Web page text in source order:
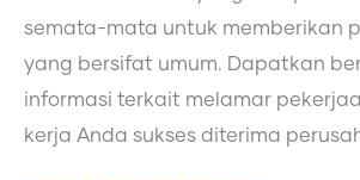
semata-mata untuk memberikan
yang bersifat umum. Dapatkan
informasi terkait melamar
kerja Anda sukses diterima